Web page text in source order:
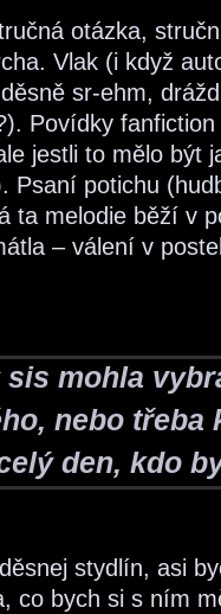
otázka,
Vlak (i když
sr-ehm,
Povídky
jestli to mělo být
Psaní potichu
ta melodie běží v
– válení v
mohla
nebo třeba
den, kdo
stydlín, asi
co bych si s ním